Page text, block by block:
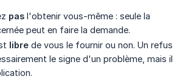
pas l'obtenir vous-même : seule la
peut en faire la demande.
libre de vous le fournir ou non. Un refus
le signe d'un problème, mais il